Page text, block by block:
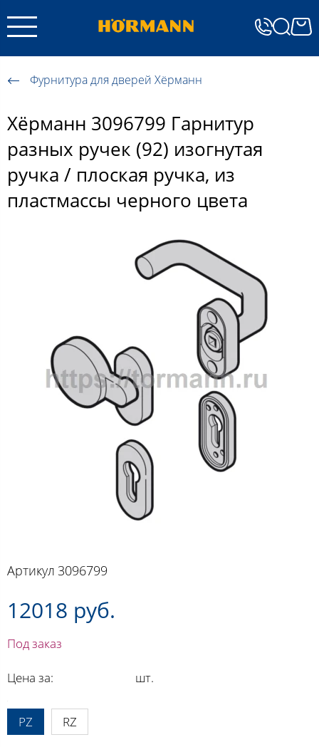
Фурнитура для дверей Хёрманн
Хёрманн 3096799 Гарнитур
разных ручек (92) изогнутая
ручка / плоская ручка, из
пластмассы черного цвета
Артикул 3096799
12018 руб.
Под заказ
Цена за: шт.
PZ RZ